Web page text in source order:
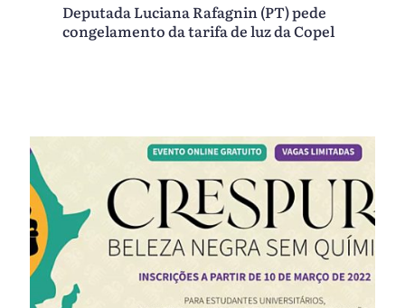
Deputada Luciana Rafagnin (PT) pede
congelamento da tarifa de luz da Copel